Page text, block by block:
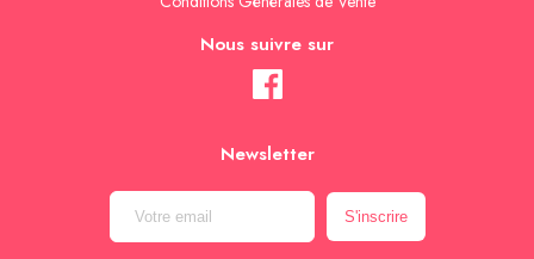
Nous suivre sur
Newsletter